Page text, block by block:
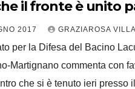
il fronte è unito
ad azioni per
2017 GRAZIAROSA
per la Difesa del Bacino
Martignano commenta con
che si è tenuto ieri presso